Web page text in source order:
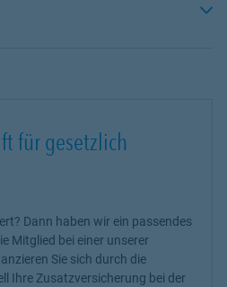
für gesetzlich
Dann haben wir ein passendes
Mitglied bei einer unserer
Sie sich durch die
Ihre Zusatzversicherung bei der